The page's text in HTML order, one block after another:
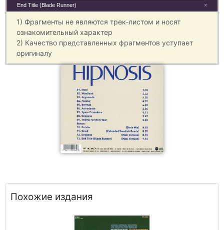
×
End Title (Blade Runner)
1) Фрагменты не являются трек-листом и носят
ознакомительный характер
2) Качество представленных фрагментов уступает
оригиналу
Похожие издания